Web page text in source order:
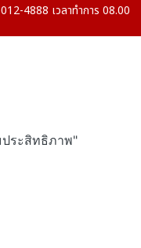
4888 เวลาทำการ 08.00
ระสิทธิภาพ"